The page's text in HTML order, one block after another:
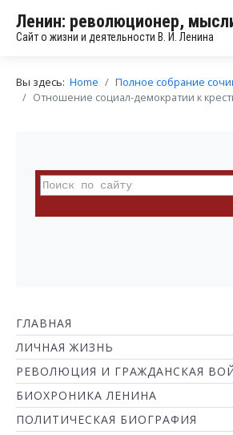
Ленин: революционер,
Сайт о жизни и деятельности В. И. Ленина
Вы здесь: Home Полное собрание
Отношение социал-демократии к
ГЛАВНАЯ
ЛИЧНАЯ ЖИЗНЬ
РЕВОЛЮЦИЯ И ГРАЖДАНСКАЯ
БИОХРОНИКА ЛЕНИНА
ПОЛИТИЧЕСКАЯ БИОГРАФИЯ